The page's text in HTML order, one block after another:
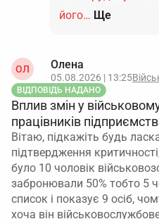
його… Ще
ОЛ Олена
05.08.2026 | 13:25
ВІДПОВІДЬ НАДАНО
Вплив змін у
працівників
Вітаю, підкажіть будь
підтвердження
було 10 чоловік
забронювали 50% тобто 5
список і показує 9 осіб,
хоча він